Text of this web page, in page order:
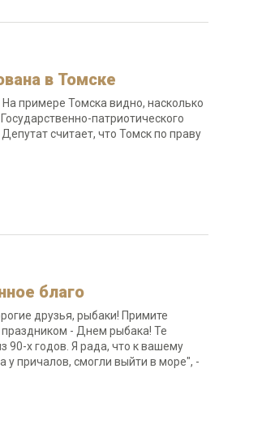
в Томске
примере Томска видно, насколько
патриотического
считает, что Томск по праву
благо
друзья, рыбаки! Примите
- Днем рыбака! Те
90-х годов. Я рада, что к вашему
причалов, смогли выйти в море", -